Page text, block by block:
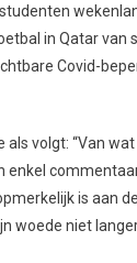
in Qatar
Covid-
volgt: “Van
is aan
woede niet